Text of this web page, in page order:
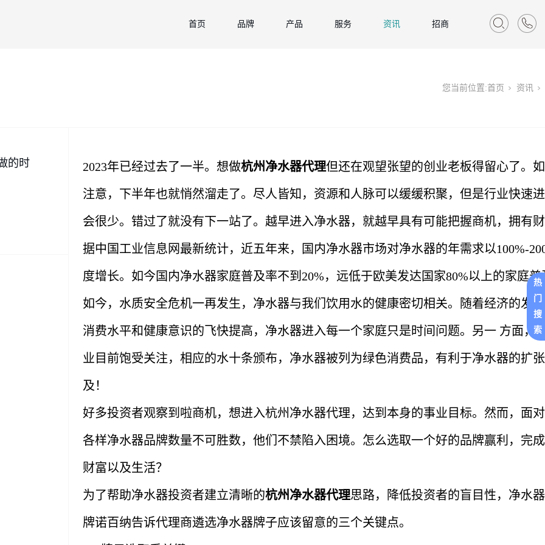
首页 品牌 产品 服务 资讯 招商
您当前位置:首页 资讯
的时 2023年已经过去了一半。想做杭州净水器代理但还在观望张望的创业老板得留心了。
注意，下半年也就悄然溜走了。尽人皆知，资源和人脉可以缓缓积聚，但是行业快速
会很少。错过了就没有下一站了。越早进入净水器，就越早具有可能把握商机，拥有
据中国工业信息网最新统计，近五年来，国内净水器市场对净水器的年需求以100%-
度增长。如今国内净水器家庭普及率不到20%，远低于欧美发达国家80%以上的家庭普
如今，水质安全危机一再发生，净水器与我们饮用水的健康密切相关。随着经济的发
消费水平和健康意识的飞快提高，净水器进入每一个家庭只是时间问题。另一 方面，
业目前饱受关注，相应的水十条颁布，净水器被列为绿色消费品，有利于净水器的扩
及！
好多投资者观察到啦商机，想进入杭州净水器代理，达到本身的事业目标。然而，面
各样净水器品牌数量不可胜数，他们不禁陷入困境。怎么选取一个好的品牌赢利，完
财富以及生活？
为了帮助净水器投资者建立清晰的杭州净水器代理思路，降低投资者的盲目性，净水
牌诺百纳告诉代理商遴选净水器牌子应该留意的三个关键点。
热
门
搜
索